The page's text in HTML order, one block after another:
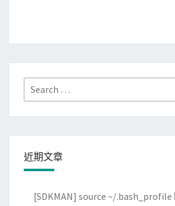
Search
for:
近期文章
[SDKMAN] source ~/.bash_profile